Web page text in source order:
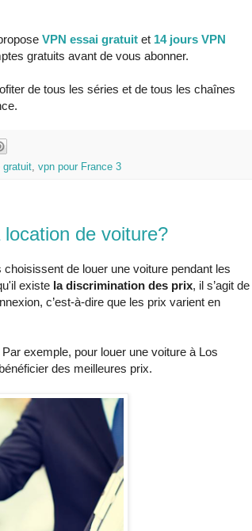
VPN essai gratuit et 14 jours VPN
gratuits avant de vous abonner.
de tous les séries et de tous les chaînes
gratuit, vpn pour France 3
de voiture?
de louer une voiture pendant les
existe la discrimination des prix, il s’agit de
c’est-à-dire que les prix varient en
exemple, pour louer une voiture à Los
des meilleures prix.